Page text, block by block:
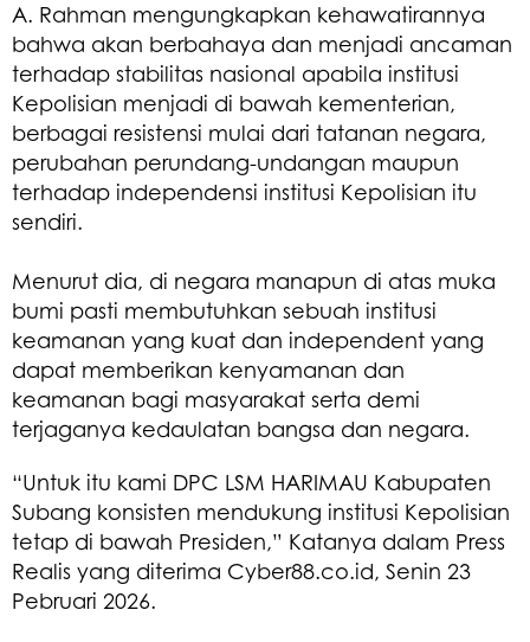
A. Rahman mengungkapkan kehawatirannya
bahwa akan berbahaya dan menjadi ancaman
terhadap stabilitas nasional apabila institusi
Kepolisian menjadi di bawah kementerian,
berbagai resistensi mulai dari tatanan negara,
perubahan perundang-undangan maupun
terhadap independensi institusi Kepolisian itu
sendiri.
Menurut dia, di negara manapun di atas muka
bumi pasti membutuhkan sebuah institusi
keamanan yang kuat dan independent yang
dapat memberikan kenyamanan dan
keamanan bagi masyarakat serta demi
terjaganya kedaulatan bangsa dan negara.
“Untuk itu kami DPC LSM HARIMAU Kabupaten
Subang konsisten mendukung institusi Kepolisian
tetap di bawah Presiden,” Katanya dalam Press
Realis yang diterima Cyber88.co.id, Senin 23
Pebruari 2026.